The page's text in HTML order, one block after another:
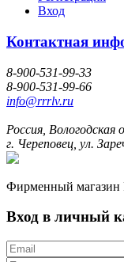
Вход
Контактная
8-900-531-99-33
8-900-531-99-66
info@rrrlv.ru
Россия, Вологодская
г. Череповец, ул.
Фирменный магазин
Вход в личный